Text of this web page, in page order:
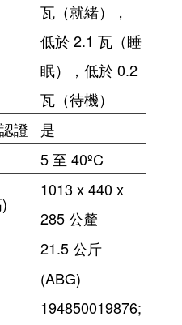
瓦（就緒），
低於 2.1 瓦（睡
眠），低於 0.2
瓦（待機）
證
是
5 至 40ºC
1013 x 440 x
285 公釐
21.5 公斤
(ABG)
194850019876;